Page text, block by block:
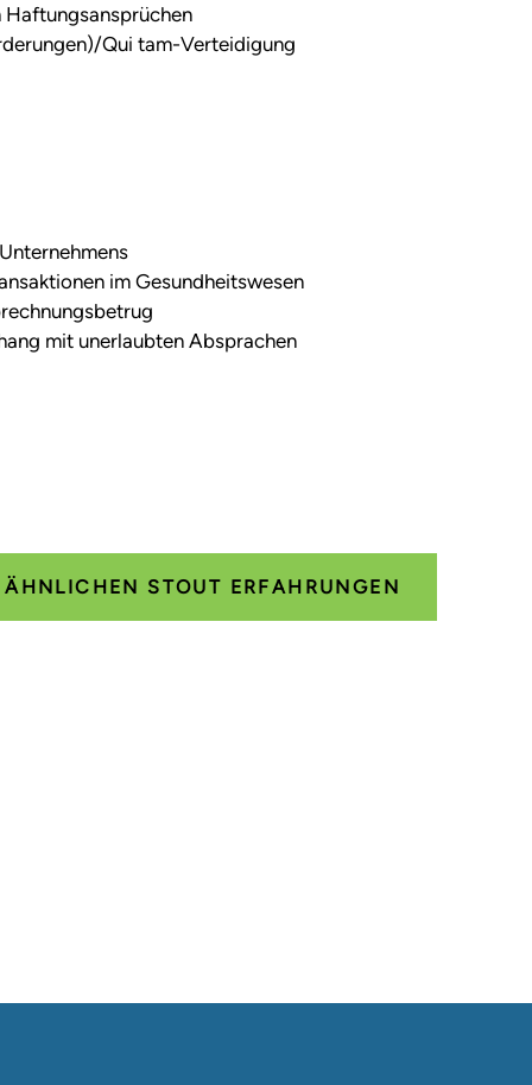
Haftungsansprüchen
Qui tam-Verteidigung
im Gesundheitswesen
mit unerlaubten Absprachen
STOUT ERFAHRUNGEN